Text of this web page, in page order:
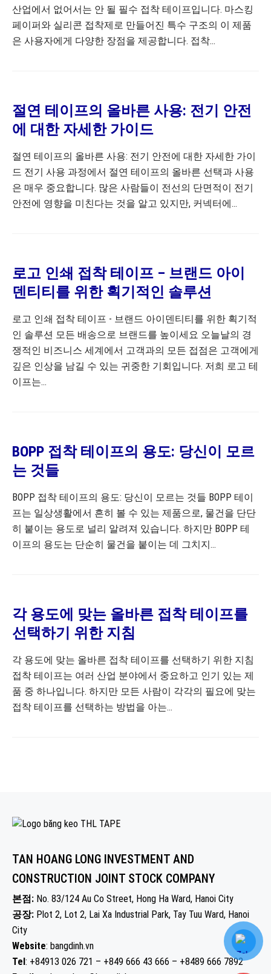
산업에서 없어서는 안 될 필수 접착 테이프입니다. 마스킹
페이퍼와 실리콘 접착제로 만들어진 특수 구조의 이 제품
은 사용자에게 다양한 장점을 제공합니다. 접착...
절연 테이프의 올바른 사용: 전기 안전
에 대한 자세한 가이드
절연 테이프의 올바른 사용: 전기 안전에 대한 자세한 가이
드 전기 사용 과정에서 절연 테이프의 올바른 선택과 사용
은 매우 중요합니다. 많은 사람들이 전선의 단면적이 전기
안전에 영향을 미친다는 것을 알고 있지만, 커넥터에...
로고 인쇄 접착 테이프 – 브랜드 아이
덴티티를 위한 획기적인 솔루션
로고 인쇄 접착 테이프 - 브랜드 아이덴티티를 위한 획기적
인 솔루션 모든 배송으로 브랜드를 높이세요 오늘날의 경
쟁적인 비즈니스 세계에서 고객과의 모든 접점은 고객에게
깊은 인상을 남길 수 있는 귀중한 기회입니다. 저희 로고 테
이프는...
BOPP 접착 테이프의 용도: 당신이 모르
는 것들
BOPP 접착 테이프의 용도: 당신이 모르는 것들 BOPP 테이
프는 일상생활에서 흔히 볼 수 있는 제품으로, 물건을 단단
히 붙이는 용도로 널리 알려져 있습니다. 하지만 BOPP 테
이프의 용도는 단순히 물건을 붙이는 데 그치지...
각 용도에 맞는 올바른 접착 테이프를
선택하기 위한 지침
각 용도에 맞는 올바른 접착 테이프를 선택하기 위한 지침
접착 테이프는 여러 산업 분야에서 중요하고 인기 있는 제
품 중 하나입니다. 하지만 모든 사람이 각각의 필요에 맞는
접착 테이프를 선택하는 방법을 아는...
TAN HOANG LONG INVESTMENT AND
CONSTRUCTION JOINT STOCK COMPANY
본점: No. 83/124 Au Co Street, Hong Ha Ward, Hanoi City
공장: Plot 2, Lot 2, Lai Xa Industrial Park, Tay Tuu Ward, Hanoi
City
Website: bangdinh.vn
Tel: +84913 026 721 – +849 666 43 666 – +8489 666 7892